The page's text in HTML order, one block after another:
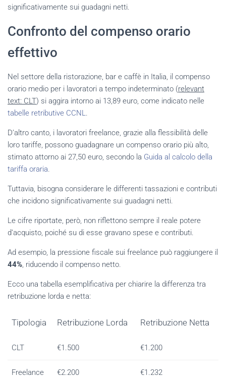
significativamente sui guadagni netti.
Confronto del compenso orario
effettivo
Nel settore della ristorazione, bar e caffè in Italia, il compenso
orario medio per i lavoratori a tempo indeterminato (relevant
text: CLT) si aggira intorno ai 13,89 euro, come indicato nelle
tabelle retributive CCNL.
D’altro canto, i lavoratori freelance, grazie alla flessibilità delle
loro tariffe, possono guadagnare un compenso orario più alto,
stimato attorno ai 27,50 euro, secondo la Guida al calcolo della
tariffa oraria.
Tuttavia, bisogna considerare le differenti tassazioni e contributi
che incidono significativamente sui guadagni netti.
Le cifre riportate, però, non riflettono sempre il reale potere
d’acquisto, poiché su di esse gravano spese e contributi.
Ad esempio, la pressione fiscale sui freelance può raggiungere il
44%, riducendo il compenso netto.
Ecco una tabella esemplificativa per chiarire la differenza tra
retribuzione lorda e netta:
Tipologia Retribuzione Lorda Retribuzione Netta
CLT €1.500 €1.200
Freelance €2.200
€1.232